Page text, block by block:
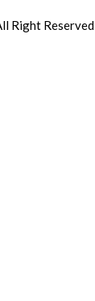
Right Reserved